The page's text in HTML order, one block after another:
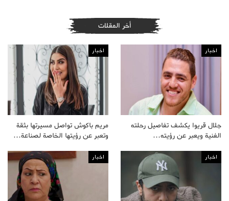
أخر المقلات
اخبار
جلال قريوا يكشف تفاصيل رحلته
الفنية ويعبر عن رؤيته…
اخبار
مريم باكوش تواصل مسيرتها بثقة
وتعبر عن رؤيتها الخاصة لصناعة…
اخبار اخبار